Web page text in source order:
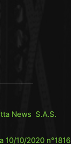
News S.A.S.
10/10/2020 n°1816